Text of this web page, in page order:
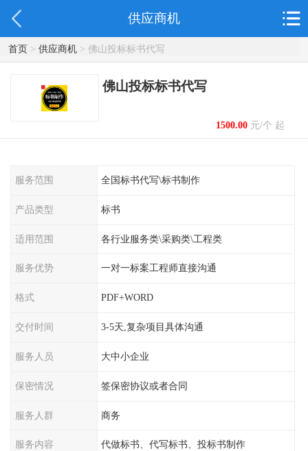
供应商机
首页> 供应商机> 佛山投标标书代写
佛山投标标书代写
1500.00元/个 起
服务范围 全国标书代写\标书制作
产品类型 标书
适用范围 各行业服务类\采购类\工程类
服务优势 一对一标案工程师直接沟通
格式 PDF+WORD
交付时间 3-5天,复杂项目具体沟通
服务人员 大中小企业
保密情况 签保密协议或者合同
服务人群 商务
服务内容 代做标书、代写标书、投标书制作